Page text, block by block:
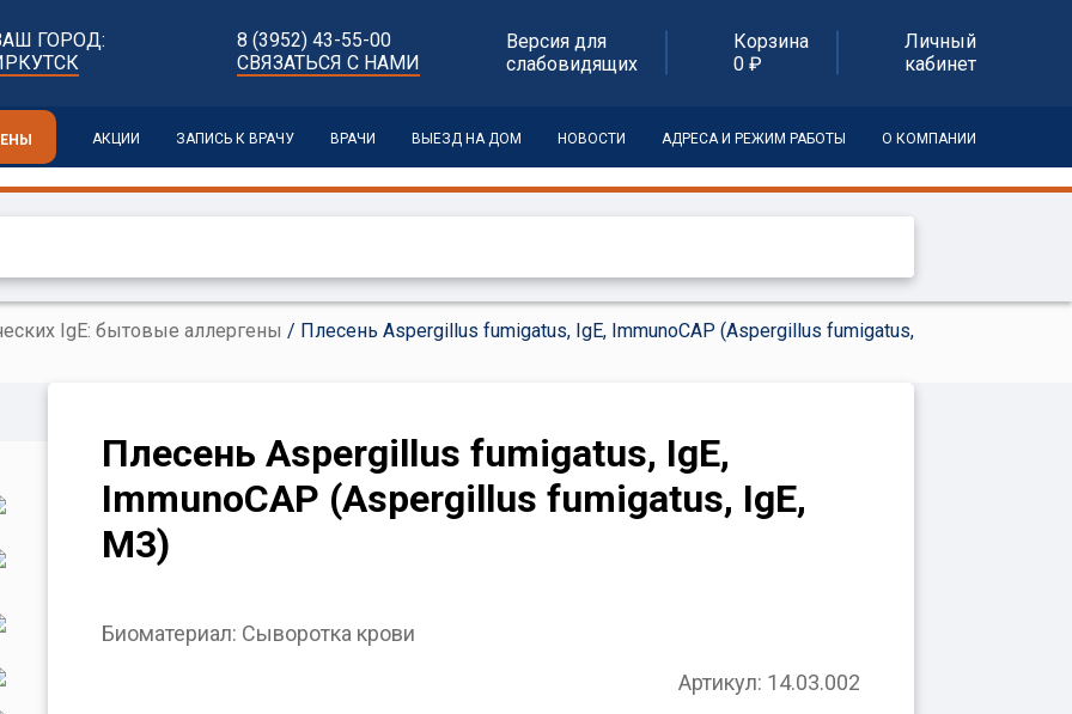
ГОРОД:
8 (3952) 43-55-00
СВЯЗАТЬСЯ С НАМИ
Версия для
слабовидящих
Корзина
0 ₽
Личный
кабинет
АКЦИИ ЗАПИСЬ К ВРАЧУ ВРАЧИ ВЫЕЗД НА ДОМ НОВОСТИ АДРЕСА И РЕЖИМ РАБОТЫ О КОМПАНИИ
IgE: бытовые аллергены / Плесень Aspergillus fumigatus, IgE, ImmunoCAP (Aspergillus fumigatus,
Плесень Aspergillus fumigatus, IgE,
ImmunoCAP (Aspergillus fumigatus, IgE,
M3)
Биоматериал: Сыворотка крови
Артикул: 14.03.002